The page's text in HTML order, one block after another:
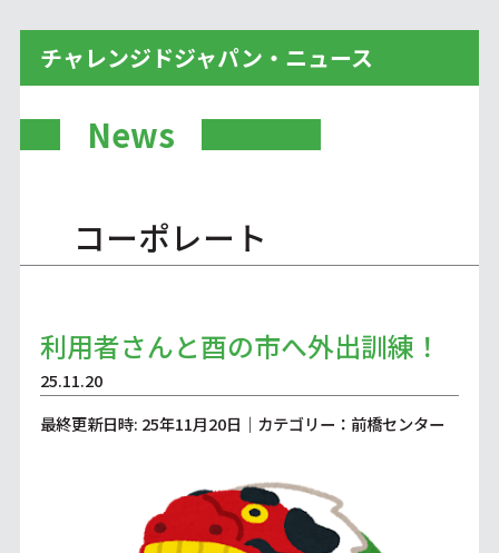
チャレンジドジャパン・ニュース
News
コーポレート
利用者さんと酉の市へ外出訓練！
25.11.20
最終更新日時: 25年11月20日｜カテゴリー：前橋センター